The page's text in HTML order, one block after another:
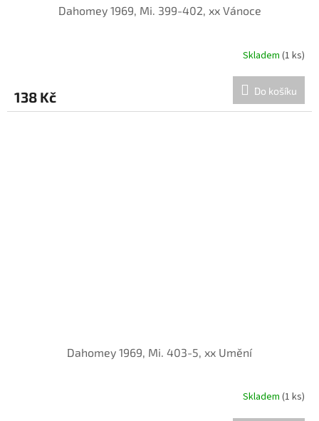
Dahomey 1969, Mi. 399-402, xx Vánoce
Skladem (1 ks)
138 Kč Do košíku
Dahomey 1969, Mi. 403-5, xx Umění
Skladem (1 ks)